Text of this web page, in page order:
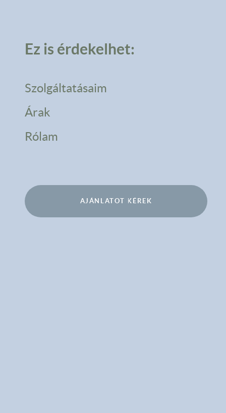
Ez is érdekelhet:
Szolgáltatásaim
Árak
Rólam
AJÁNLATOT KÉREK